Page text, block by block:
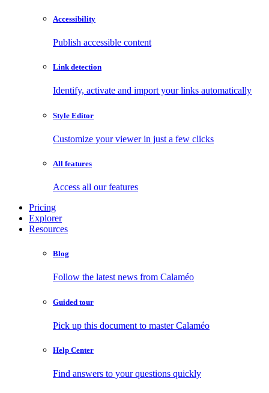
Accessibility
Publish accessible content
Link detection
Identify, activate and import your links automatically
Style Editor
Customize your viewer in just a few clicks
All features
Access all our features
Pricing
Explorer
Resources
Blog
Follow the latest news from Calaméo
Guided tour
Pick up this document to master Calaméo
Help Center
Find answers to your questions quickly